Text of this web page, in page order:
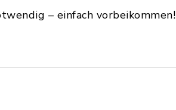
– einfach vorbeikommen!